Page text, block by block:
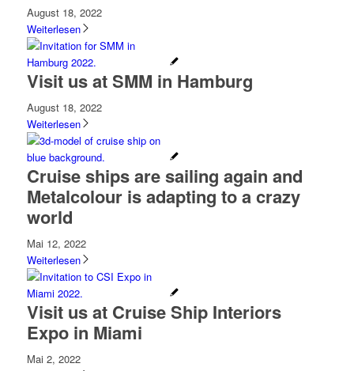
August 18, 2022
Weiterlesen
Visit us at SMM in Hamburg
August 18, 2022
Weiterlesen
Cruise ships are sailing again and
Metalcolour is adapting to a crazy
world
Mai 12, 2022
Weiterlesen
Visit us at Cruise Ship Interiors
Expo in Miami
Mai 2, 2022